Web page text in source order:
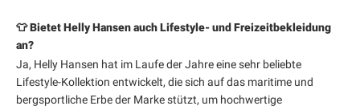
👕 Bietet Helly Hansen auch Lifestyle- und Freizeitbekleidung
an?
Ja, Helly Hansen hat im Laufe der Jahre eine sehr beliebte
Lifestyle-Kollektion entwickelt, die sich auf das maritime und
bergsportliche Erbe der Marke stützt, um hochwertige